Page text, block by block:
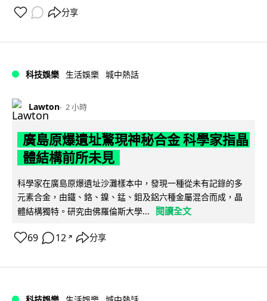
分享
科技娛樂 生活娛樂 城中熱話
Lawton 2 小時
廣島原爆遺址驚現神秘合金 科學家指晶
體結構前所未見
科學家在廣島原爆遺址沙灘樣本中，發現一種從未有記錄的多
元素合金，由鐵、鉻、鎳、錳、鉬及鋁六種金屬混合而成，晶
體結構獨特。研究由佛羅倫斯大學...
閱讀全文
69 12 ↗ 分享